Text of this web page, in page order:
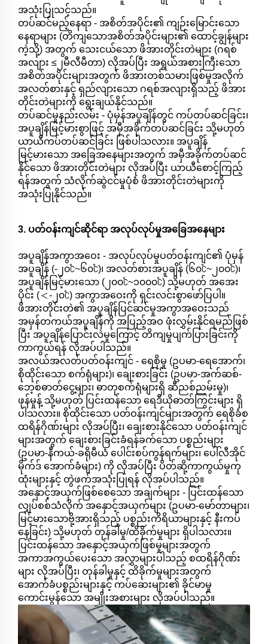
အသုံးပြုသင့်သည်။
တပ်ဆင်မည့်နေရာ - အစိတ်အပိုင်း၏ ကျဉ်းမြောင်းသော
နေရာများ (တိကျသောအစိတ်အပိုင်းများ၏ ထောင့်ချွန်များ
ကဲ့သို့) အတွက် သေးငယ်သော ဖိအားတိုင်းတဲများ (ဂရစ်
အလျား ≤၂မီလီမီတာ) လိုအပ်ပြီး အရွယ်အစားကြီးသော
အစိတ်အပိုင်းများအတွက် ဖိအားတစ်သမားဖြစ်မှုအလိုက်
အလတ်စားနှင့် ရှည်လျားသော ဂရစ်အလျားရှိသည့် ဖိအား
တိုင်းတဲများကို ရွေးချယ်နိုင်သည်။
တပ်ဆင်မှုနည်းလမ်း - ပုံမှန်အပူချိန်တွင် ကပ်တပ်ဆင်ခြင်း၊
အပူချိန်မြင့်မားစွာဖြင့် အမှီအခိုက်တပ်ဆင်ခြင်း သို့မဟုတ်
ယာယီကပ်တပ်ဆင်ခြင်း ဖြစ်ပါသလား။ အပူချိန်
မြင့်မားသော အခြေအနေများအတွက် အမှီအခိုက်တပ်ဆင်
နိုင်သော ဖိအားတိုင်းတဲများ လိုအပ်ပြီး ယာယီစောင့်ကြည့်
ရန်အတွက် သံလိုက်ဆွဲငင်မှုပုံစံ ဖိအားတိုင်းတဲများကို
အသုံးပြုနိုင်သည်။
3. ပတ်ဝန်းကျင်ဆိုင်ရာ အလုပ်လုပ်မှုအခြေအနေများ
အပူချိန်အကွာအဝေး - အလုပ်လုပ်မှုပတ်ဝန်းကျင်၏ ပုံမှန်
အပူချိန် (-၂၀℃~၆၀℃)၊ အလတ်စားအပူချိန် (၆၀℃~၂၀၀℃)၊
အပူချိန်မြင့်မားသော (၂၀၀℃~၁၀၀၀℃) သို့မဟုတ် အအေး
ပိုင်း (＜-၂၀℃) အကွာအဝေးကို ရှင်းလင်းစွာဖော်ပြပါ။
ဖိအားတိုင်းတဲ၏ အပူချိန်ပြင်ဆင်မှုအကွာအဝေးသည်
အမှန်တကယ်အပူချိန်ကို အပြည့်အဝ ဖုံးလွှမ်းနိုင်ရမည်ဖြစ်
ပြီး အပူချိန်ပြောင်းလဲမှုကြောင့် တိကျမှုပျက်ပြားခြင်းကို
ကာကွယ်ရန် လိုအပ်ပါသည်။
အလယ်အလတ်ပတ်ဝန်းကျင် - ရေစိုမှု (ဥပမာ-ရေအောက်၊
စိုထိုင်းသော စက်ရုံများ)၊ ချေးစားခြင်း (ဥပမာ-အက်ဆစ်-
ဘေ့စ်ဓာတ်ငွေ့များ၊ ဓာတုစက်ရုံများရှိ ဆီညစ်ညမ်းမှု)၊
ဖုန်မှုန့် သို့မဟုတ် ပြင်းထန်သော ရေဒီယိုဓာတ်ကြွင်းများ ရှိ
ပါသလား။ စိုထိုင်းသော ပတ်ဝန်းကျင်များအတွက် ရေစိုခံစ
ထရိန်ဂိုဏ်းများ လိုအပ်ပြီး၊ ချေးစားနိုင်သော ပတ်ဝန်းကျင်
များအတွက် ချေးစားခြင်းခံရန်ခက်သော ပစ္စည်းများ
(ဥပမာ-နီကယ်-ခရိုမီယံ ပေါင်းစပ်ကွန်ရက်များ၊ ပေါ်လီအိုင်
မိုက်ဒ် အောက်ခံများ) ကို လိုအပ်ပြီး ပိတ်ဆို့ကာကွယ်မှုကု
ထုံးများနှင့် တွဲဖက်အသုံးပြုရန် လိုအပ်ပါသည်။
အနှောင့်အယှက်ဖြစ်စေသော အချက်များ - ပြင်းထန်သော
လျှပ်စစ်သံလိုက် အနှောင့်အယှက်များ (ဥပမာ-မော်တာများ၊
မြင့်မားသောဗို့အားရှိသည့် ပစ္စည်းကိရိယာများနှင့် နီးကပ်
နေခြင်း) သို့မဟုတ် တုန်ခါမှု/ထိခိုက်မှုများ ရှိပါသလား။
ပြင်းထန်သော အနှောင့်အယှက်ဖြစ်မှုများအတွက်
အကာအကွယ်ပေးသော အလွှာများပါသည့် စထရိန်ဂိုဏ်း
များ လိုအပ်ပြီး၊ တုန်ခါမှုနှင့် ထိခိုက်မှုများအတွက်
အောက်ခံပစ္စည်းများနှင့် ကပ်ဆေးများ၏ ခိုင်မာမှု
ကောင်းမွန်သော အမျိုးအစားများ လိုအပ်ပါသည်။